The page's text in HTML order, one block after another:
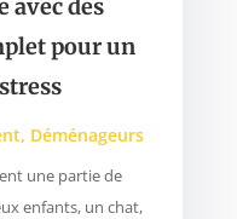
avec des
pour un
, Déménageurs
une partie de
enfants, un chat,